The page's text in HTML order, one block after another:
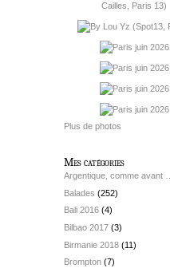
Plus de photos
Mes catégories
Argentique, comme avant …
Balades (252)
Bali 2016 (4)
Bilbao 2017 (3)
Birmanie 2018 (11)
Brompton (7)